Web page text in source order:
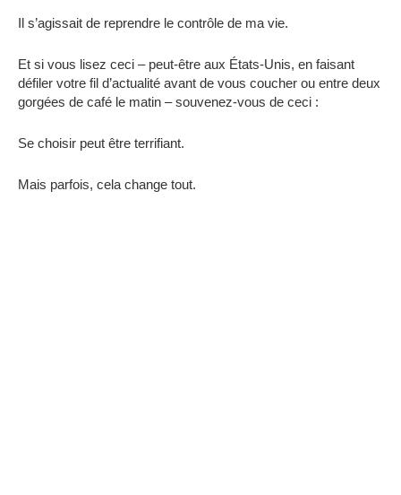
Il s’agissait de reprendre le contrôle de ma vie.
Et si vous lisez ceci – peut-être aux États-Unis, en faisant
défiler votre fil d’actualité avant de vous coucher ou entre deux
gorgées de café le matin – souvenez-vous de ceci :
Se choisir peut être terrifiant.
Mais parfois, cela change tout.